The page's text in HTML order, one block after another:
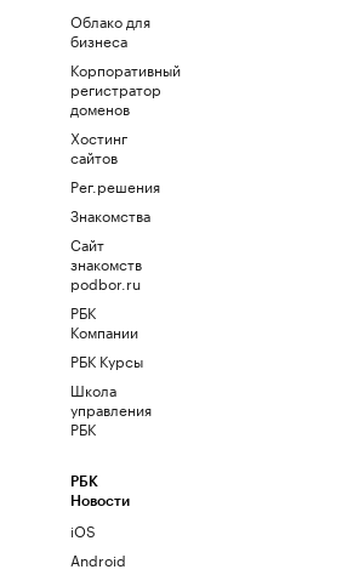
Облако для
бизнеса
Корпоративный
регистратор
доменов
Хостинг
сайтов
Рег.решения
Знакомства
Сайт
знакомств
podbor.ru
РБК
Компании
РБК Курсы
Школа
управления
РБК
РБК
Новости
iOS
Android